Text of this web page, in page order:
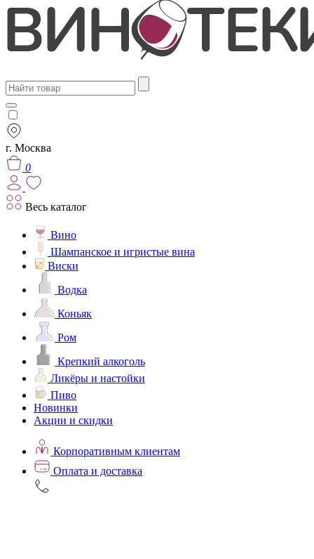
г. Москва
0
Весь каталог
Вино
Шампанское и игристые вина
Виски
Водка
Коньяк
Ром
Крепкий алкоголь
Ликёры и настойки
Пиво
Новинки
Акции и скидки
Корпоративным клиентам
Оплата и доставка